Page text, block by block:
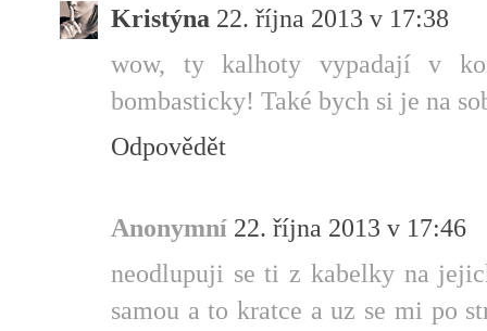
Kristýna 22. října 2013 v 17:38
wow, ty kalhoty vypadají v
bombasticky! Také bych si je na
Odpovědět
Anonymní 22. října 2013 v 17:46
neodlupuji se ti z kabelky na
samou a to kratce a uz se mi po